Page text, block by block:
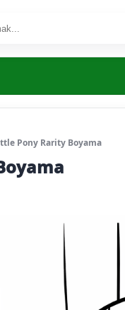
Pony Rarity Boyama